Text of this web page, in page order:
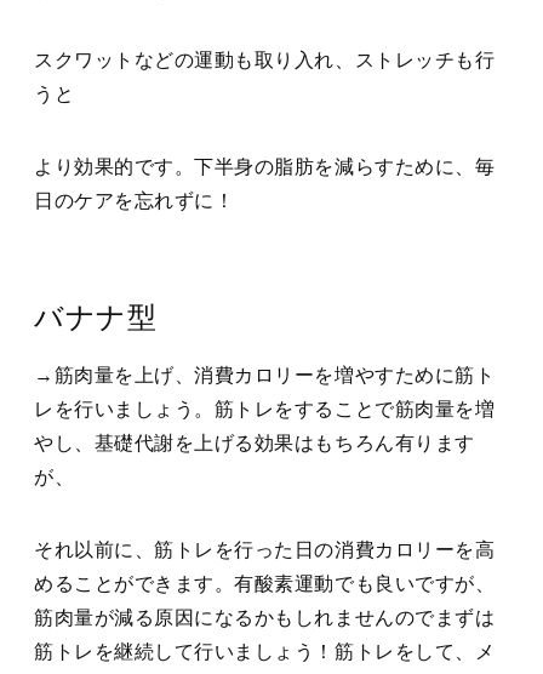
スクワットなどの運動も取り入れ、ストレッチも行
うと
より効果的です。下半身の脂肪を減らすために、毎
日のケアを忘れずに！
バナナ型
→筋肉量を上げ、消費カロリーを増やすために筋ト
レを行いましょう。筋トレをすることで筋肉量を増
やし、基礎代謝を上げる効果はもちろん有ります
が、
それ以前に、筋トレを行った日の消費カロリーを高
めることができます。有酸素運動でも良いですが、
筋肉量が減る原因になるかもしれませんのでまずは
筋トレを継続して行いましょう！筋トレをして、メ